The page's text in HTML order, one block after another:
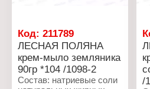
Тип товара: Мыло
Возраст применения: 0+
Назначение: туалетное
Линейка: Для Детей
Название: "Кремъ и
чистотелъ"
Код: 211789
ЛЕСНАЯ ПОЛЯНА
крем-мыло земляника
90гр *104 /1098-2
Состав: натриевые соли
/